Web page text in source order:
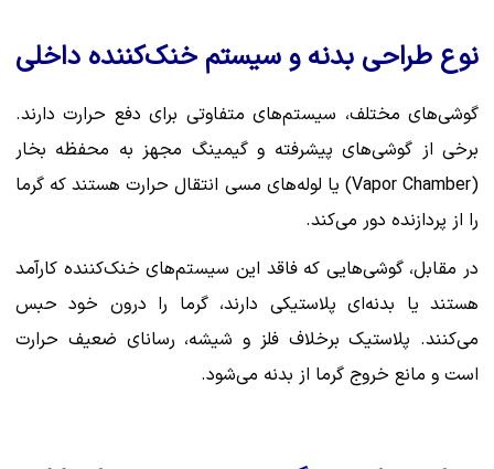
نوع طراحی بدنه و سیستم خنک‌کننده داخلی
گوشی‌های مختلف، سیستم‌های متفاوتی برای دفع حرارت دارند.
برخی از گوشی‌های پیشرفته و گیمینگ مجهز به محفظه بخار
(Vapor Chamber) یا لوله‌های مسی انتقال حرارت هستند که گرما
را از پردازنده دور می‌کند.
در مقابل، گوشی‌هایی که فاقد این سیستم‌های خنک‌کننده کارآمد
هستند یا بدنه‌ای پلاستیکی دارند، گرما را درون خود حبس
می‌کنند. پلاستیک برخلاف فلز و شیشه، رسانای ضعیف حرارت
است و مانع خروج گرما از بدنه می‌شود.